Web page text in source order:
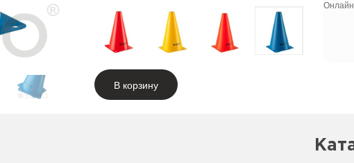
В корзину
Онлайн